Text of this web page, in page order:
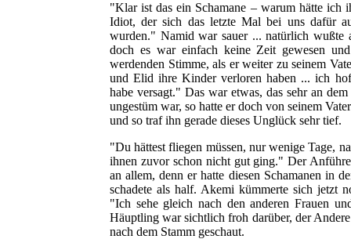
"Klar ist das ein Schamane – warum hätte ich
Idiot, der sich das letzte Mal bei uns dafür
wurden." Namid war sauer ... natürlich wußte
doch es war einfach keine Zeit gewesen
werdenden Stimme, als er weiter zu seinem
und Elid ihre Kinder verloren haben ... ich
habe versagt." Das war etwas, das sehr an
ungestüm war, so hatte er doch von seinem
und so traf ihn gerade dieses Unglück sehr tief.
"Du hättest fliegen müssen, nur wenige Tage,
ihnen zuvor schon nicht gut ging." Der
an allem, denn er hatte diesen Schamanen in
schadete als half. Akemi kümmerte sich jetzt
"Ich sehe gleich nach den anderen Frauen
Häuptling war sichtlich froh darüber, der
nach dem Stamm geschaut.